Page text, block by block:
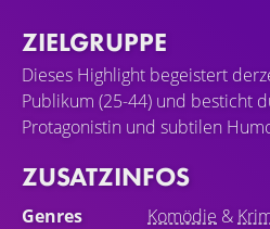
ZIELGRUPPE
Dieses Highlight begeistert
Publikum (25-44) und besticht
Protagonistin und subtilen
ZUSATZINFOS
Genres Komödie &